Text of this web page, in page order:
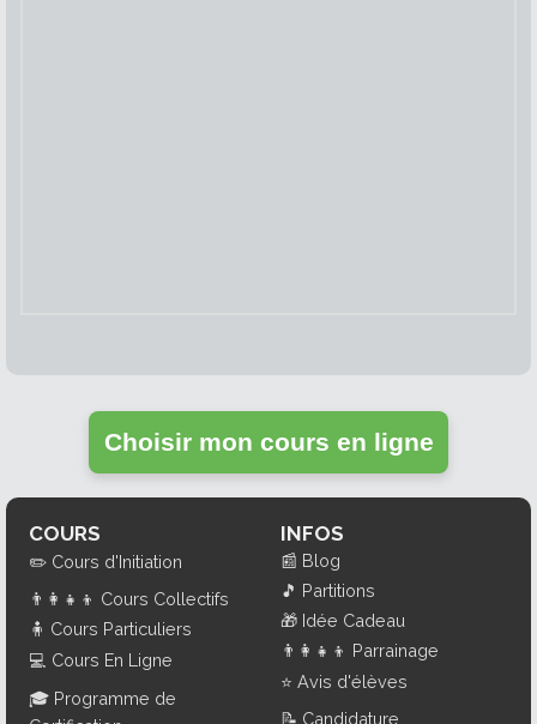
Choisir mon cours en ligne
COURS
✏️ Cours d'Initiation
👨‍👩‍👧‍👦 Cours Collectifs
🧍 Cours Particuliers
💻 Cours En Ligne
🎓 Programme de
INFOS
📰 Blog
🎵 Partitions
🎁 Idée Cadeau
👨‍👩‍👧‍👦 Parrainage
⭐ Avis d'élèves
📝 Candidature